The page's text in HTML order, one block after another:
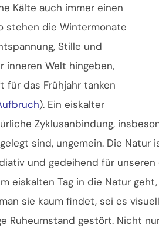
Kälte auch immer einen
stehen die Wintermonate
Stille und
inneren Welt hingeben,
für das Frühjahr tanken
). Ein eiskalter
Zyklusanbindung,
sind, ungemein. Die Natur
und gedeihend für
eiskalten Tag in die Natur
sie kaum findet, sei es
Ruheumstand gestört. Nicht